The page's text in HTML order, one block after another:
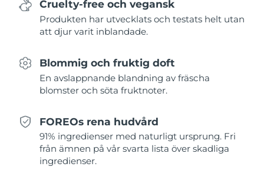
Cruelty-free och vegansk
Produkten har utvecklats och testats helt utan
att djur varit inblandade.
Blommig och fruktig doft
En avslappnande blandning av fräscha
blomster och söta fruktnoter.
FOREOs rena hudvård
91% ingredienser med naturligt ursprung. Fri
från ämnen på vår svarta lista över skadliga
ingredienser.
Slovakien Förväntad leverans8/9/26
Sydafrika Förväntad leverans
Spanien Förväntad leverans 8/9/26
Sverige